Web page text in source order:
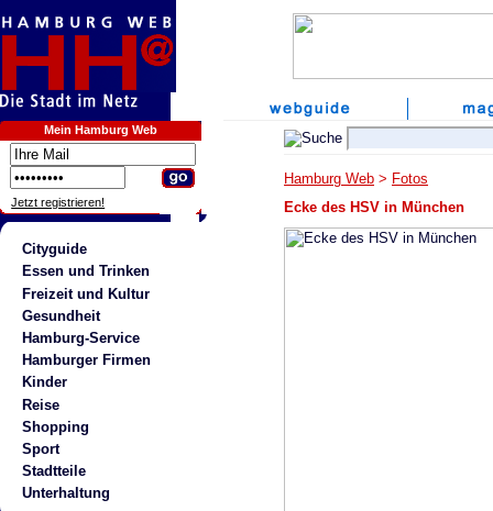
Mein Hamburg Web
Jetzt registrieren!
Cityguide
Essen und Trinken
Freizeit und Kultur
Gesundheit
Hamburg-Service
Hamburger Firmen
Kinder
Reise
Shopping
Sport
Stadtteile
Unterhaltung
Hamburg Web > Fotos
Ecke des HSV in München